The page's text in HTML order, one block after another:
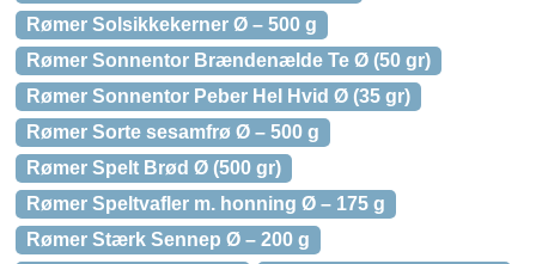
Rømer Solsikkekerner Ø – 500 g
Rømer Sonnentor Brændenælde Te Ø (50 gr)
Rømer Sonnentor Peber Hel Hvid Ø (35 gr)
Rømer Sorte sesamfrø Ø – 500 g
Rømer Spelt Brød Ø (500 gr)
Rømer Speltvafler m. honning Ø – 175 g
Rømer Stærk Sennep Ø – 200 g